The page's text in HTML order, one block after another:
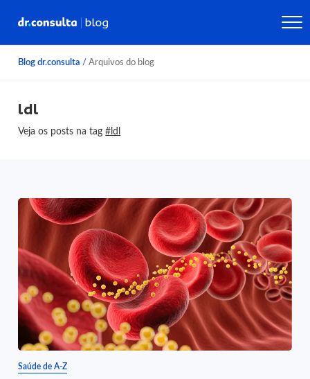
Blog dr.consulta / Arquivos do blog
ldl
Veja os posts na tag#ldl
Saúde de A-Z